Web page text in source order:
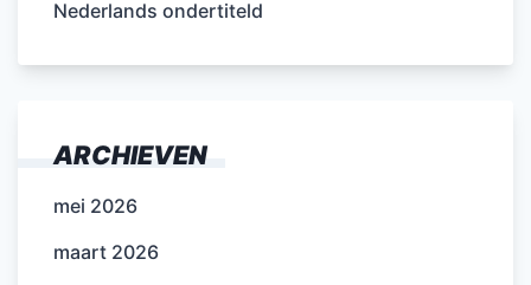
Nederlands ondertiteld
ARCHIEVEN
mei 2026
maart 2026